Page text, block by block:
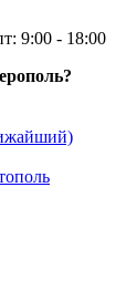
9:00 - 18:00